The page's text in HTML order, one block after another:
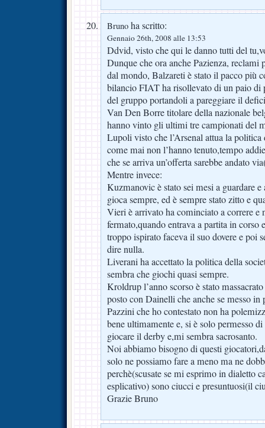
Bruno ha scritto:
Gennaio 26th, 2008 alle 13:53
Ddvid, visto che qui le danno tutti del
Dunque che ora anche Pazienza,
dal mondo, Balzareti è stato il pacco più
bilancio FIAT ha risollevato di un paio di
del gruppo portandoli a pareggiare il
Van Den Borre titolare della nazionale
hanno vinto gli ultimi tre campionati
Lupoli visto che l’Arsenal attua la
come mai non l’hanno tenuto,tempo
che se arriva un’offerta sarebbe andato
Mentre invece:
Kuzmanovic è stato sei mesi a guardare
gioca sempre, ed è sempre stato zitto e
Vieri è arrivato ha cominciato a correre e
fermato,quando entrava a partita in corso
troppo ispirato faceva il suo dovere e poi
dire nulla.
Liverani ha accettato la politica della
sembra che giochi quasi sempre.
Kroldrup l’anno scorso è stato
posto con Dainelli che anche se messo in
Pazzini che ho contestato non ha
bene ultimamente e, si è solo permesso
giocare il derby e,mi sembra sacrosanto.
Noi abbiamo bisogno di questi
solo ne possiamo fare a meno ma ne
perchè(scusate se mi esprimo in dialetto
esplicativo) sono ciucci e presuntuosi(il
Grazie Bruno